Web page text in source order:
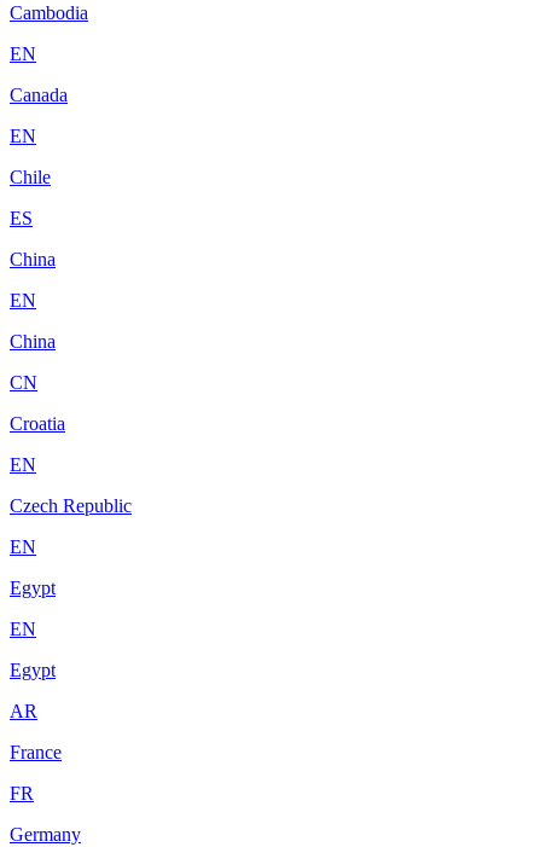
Cambodia
EN
Canada
EN
Chile
ES
China
EN
China
CN
Croatia
EN
Czech Republic
EN
Egypt
EN
Egypt
AR
France
FR
Germany